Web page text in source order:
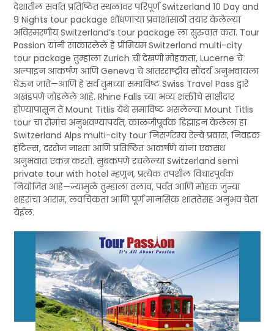
देशातील सर्वात प्रतिष्ठित स्थळांवर परिपूर्ण Switzerland 10 Day and
9 Nights tour package शोधणाऱ्या प्रवाशांसाठी तयार केलेल्या
अविस्मरणीय Switzerland’s tour package ला सुरुवात करा. Tour
Passion यांनी साकारलेले हे प्रीमियम Switzerland multi-city
tour package तुम्हाला Zurich ची देखणी मोहकता, Lucerne चे
अल्पाइन आकर्षण आणि Geneva चे आंतरराष्ट्रीय सौंदर्य अनुभवायला
घेऊन जाते—आणि हे सर्व तुमच्या समाविष्ट Swiss Travel Pass द्वारे
अखंडपणे जोडलेले आहे. Rhine Falls च्या भव्य शक्तीचे साक्षीदार
होण्यापासून ते Mount Titlis येथे समाविष्ट असलेल्या Mount Titlis
tour चा रोमांच अनुभवण्यापर्यंत, काळजीपूर्वक डिझाइन केलेला हा
Switzerland Alps multi-city tour निसर्गरम्य रेल्वे प्रवास, निवडक
हॉटेल्स, दररोज नाश्ता आणि प्रतिष्ठित आकर्षणे यांना एकसंध
अनुभवात एकत्र करतो. सुबकपणे रचलेल्या Switzerland semi
private tour with hotel म्हणून, प्रत्येक तपशील विचारपूर्वक
नियोजित आहे—ज्यामुळे तुम्हाला तलाव, पर्वत आणि मोहक जुन्या
शहरांचा आराम, लवचिकता आणि पूर्ण मानसिक शांततेसह अनुभव घेता
येईल.